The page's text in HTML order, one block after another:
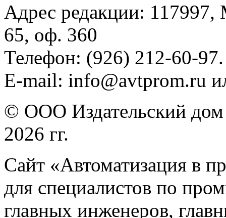
Адрес редакции:
65, оф. 360
Телефон: (926) 212-60-97.
E-mail: info@avtprom.ru
© ООО Издательский
2026 гг.
Сайт «Автоматизация в
для специалистов по
главных инженеров,